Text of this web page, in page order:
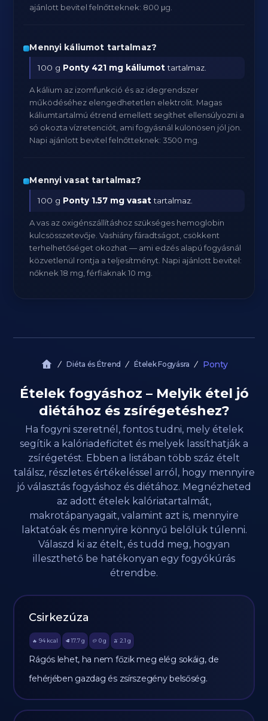
ajánlott bevitel felnőtteknek: 800 μg.
Mennyi káliumot tartalmaz?
100 g Ponty 421 mg káliumottartalmaz.
A kálium az izomfunkció és az idegrendszer
működéséhez elengedhetetlen elektrolit. Magas
káliumtartalmú étrend emellett segíthet ellensúlyozni a
só okozta vízretenciót, ami fogyásnál különösen jól jön.
Napi ajánlott bevitel felnőtteknek: 3500 mg.
Mennyi vasat tartalmaz?
100 g Ponty 1.57 mg vasattartalmaz.
A vas az oxigénszállításhoz szükséges hemoglobin
kulcsösszetevője. Vashiány fáradtságot, csökkent
terhelhetőséget okozhat — ami edzés alapú fogyásnál
közvetlenül rontja a teljesítményt. Napi ajánlott bevitel:
nőknek 18 mg, férfiaknak 10 mg.
Diéta és Étrend Ételek Fogyásra Ponty
Ételek fogyáshoz – Melyik étel jó
diétához és zsírégetéshez?
Ha fogyni szeretnél, fontos tudni, mely ételek
segítik a kalóriadeficitet és melyek lassíthatják a
zsírégetést. Ebben a listában több száz ételt
találsz, részletes értékeléssel arról, hogy mennyire
jó választás fogyáshoz és diétához. Megnézheted
az adott ételek kalóriatartalmát,
makrotápanyagait, valamint azt is, mennyire
laktatóak és mennyire könnyű belőlük túlenni.
Válaszd ki az ételt, és tudd meg, hogyan
illeszthető be hatékonyan egy fogyókúrás
étrendbe.
Csirkezúza
🔥 94 kcal 🥩 17.7 g 🥔 0g 🫒 2.1 g
Rágós lehet, ha nem főzik meg elég sokáig, de
fehérjében gazdag és zsírszegény belsőség.